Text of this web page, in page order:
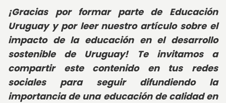
¡Gracias por formar parte de Educación
Uruguay y por leer nuestro artículo sobre el
impacto de la educación en el desarrollo
sostenible de Uruguay! Te invitamos a
compartir este contenido en tus redes
sociales para seguir difundiendo la
importancia de una educación de calidad en